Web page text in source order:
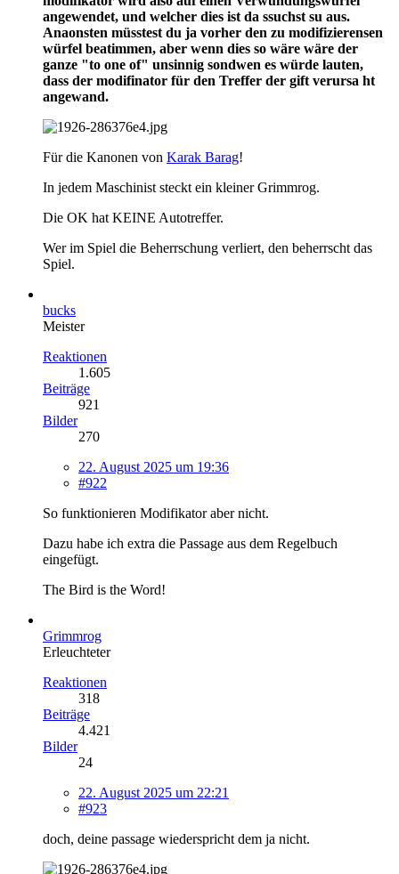
angewendet, und welcher dies ist da ssuchst su aus.
Anaonsten müsstest du ja vorher den zu modifizierensen
würfel beatimmen, aber wenn dies so wäre wäre der
ganze "to one of" unsinnig sondwen es würde lauten,
dass der modifinator für den Treffer der gift verursa ht
angewand.
Für die Kanonen von Karak Barag!
In jedem Maschinist steckt ein kleiner Grimmrog.
Die OK hat KEINE Autotreffer.
Wer im Spiel die Beherrschung verliert, den beherrscht das
Spiel.
bucks
Meister
Reaktionen
1.605
Beiträge
921
Bilder
270
22. August 2025 um 19:36
#922
So funktionieren Modifikator aber nicht.
Dazu habe ich extra die Passage aus dem Regelbuch
eingefügt.
The Bird is the Word!
Grimmrog
Erleuchteter
Reaktionen
318
Beiträge
4.421
Bilder
24
22. August 2025 um 22:21
#923
doch, deine passage wiederspricht dem ja nicht.